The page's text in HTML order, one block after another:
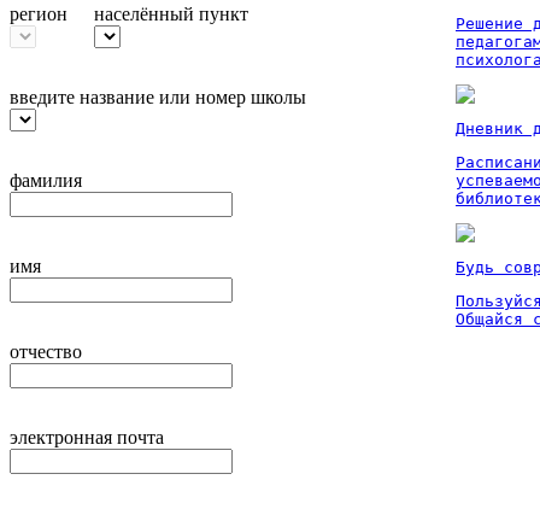
регион населённый пункт
введите название или номер школы
фамилия
имя
отчество
электронная почта
Решение
Дневник
Будь
Общайся